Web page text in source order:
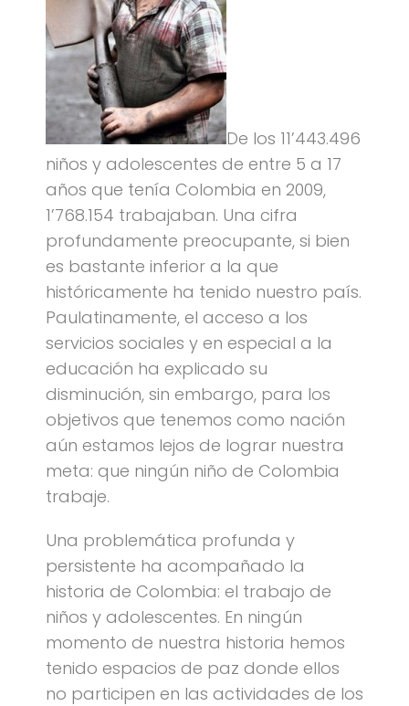
De los 11’443.496
niños y adolescentes de entre 5 a 17
años que tenía Colombia en 2009,
1’768.154 trabajaban. Una cifra
profundamente preocupante, si bien
es bastante inferior a la que
históricamente ha tenido nuestro país.
Paulatinamente, el acceso a los
servicios sociales y en especial a la
educación ha explicado su
disminución, sin embargo, para los
objetivos que tenemos como nación
aún estamos lejos de lograr nuestra
meta: que ningún niño de Colombia
trabaje.
Una problemática profunda y
persistente ha acompañado la
historia de Colombia: el trabajo de
niños y adolescentes. En ningún
momento de nuestra historia hemos
tenido espacios de paz donde ellos
no participen en las actividades de los